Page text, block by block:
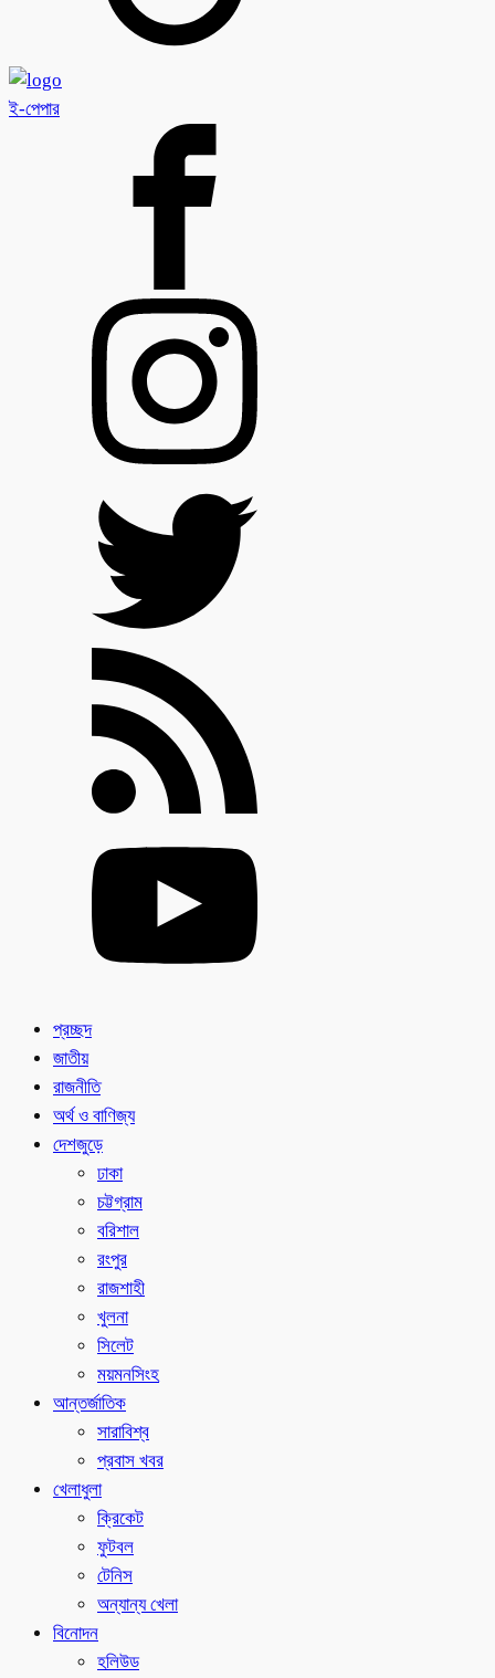
ই-পেপার
প্রচ্ছদ
জাতীয়
রাজনীতি
অর্থ ও বাণিজ্য
দেশজুড়ে
ঢাকা
চট্টগ্রাম
বরিশাল
রংপুর
রাজশাহী
খুলনা
সিলেট
ময়মনসিংহ
আন্তর্জাতিক
সারাবিশ্ব
প্রবাস খবর
খেলাধুলা
ক্রিকেট
ফুটবল
টেনিস
অন্যান্য খেলা
বিনোদন
হলিউড